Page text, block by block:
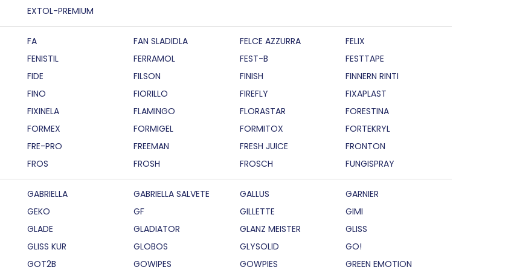
EXTOL-PREMIUM
FA FAN SLADIDLA FELCE AZZURRA
FELIX
FENISTIL
FERRAMOL FEST-B
FESTTAPE
FIDE
FILSON FINISH
FINNERN RINTI
FINO
FIORILLO FIREFLY
FIXAPLAST
FIXINELA
FLAMINGO FLORASTAR
FORESTINA
FORMEX
FORMIGEL FORMITOX
FORTEKRYL
FRE-PRO
FREEMAN FRESH JUICE
FRONTON
FROS
FROSH FROSCH FUNGISPRAY
GABRIELLA GABRIELLA SALVETE GALLUS
GARNIER
GEKO
GF GILLETTE
GIMI
GLADE
GLADIATOR GLANZ MEISTER
GLISS
GLISS KUR
GLOBOS GLYSOLID
GO!
GOT2B
GOWIPES GOWPIES GREEN EMOTION